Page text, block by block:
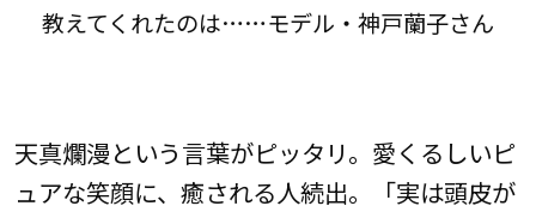
教えてくれたのは……モデル・神戸蘭子さん
天真爛漫という言葉がピッタリ。愛くるしいピ
ュアな笑顔に、癒される人続出。「実は頭皮が